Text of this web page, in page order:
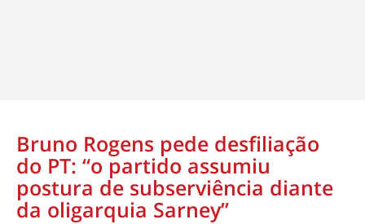
Bruno Rogens pede desfiliação
do PT: “o partido assumiu
postura de subserviência diante
da oligarquia Sarney”